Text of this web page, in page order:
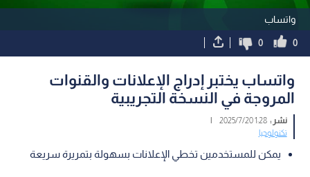
واتساب
0
0
واتساب يختبر إدراج الإعلانات والقنوات
المروجة في النسخة التجريبية
نشر :1:28 2025/7/20
|
تكنولوجيا
يمكن للمستخدمين تخطي الإعلانات بسهولة بتمريرة سريعة